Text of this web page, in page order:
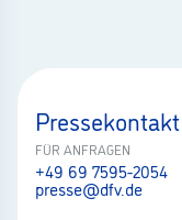
Pressekontakt
FÜR ANFRAGEN
+49 69 7595-2054
presse@dfv.de